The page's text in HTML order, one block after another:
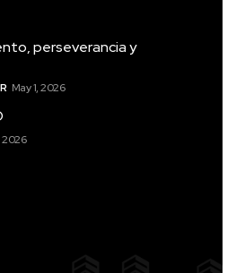
perseverancia y
May 1, 2026
2026